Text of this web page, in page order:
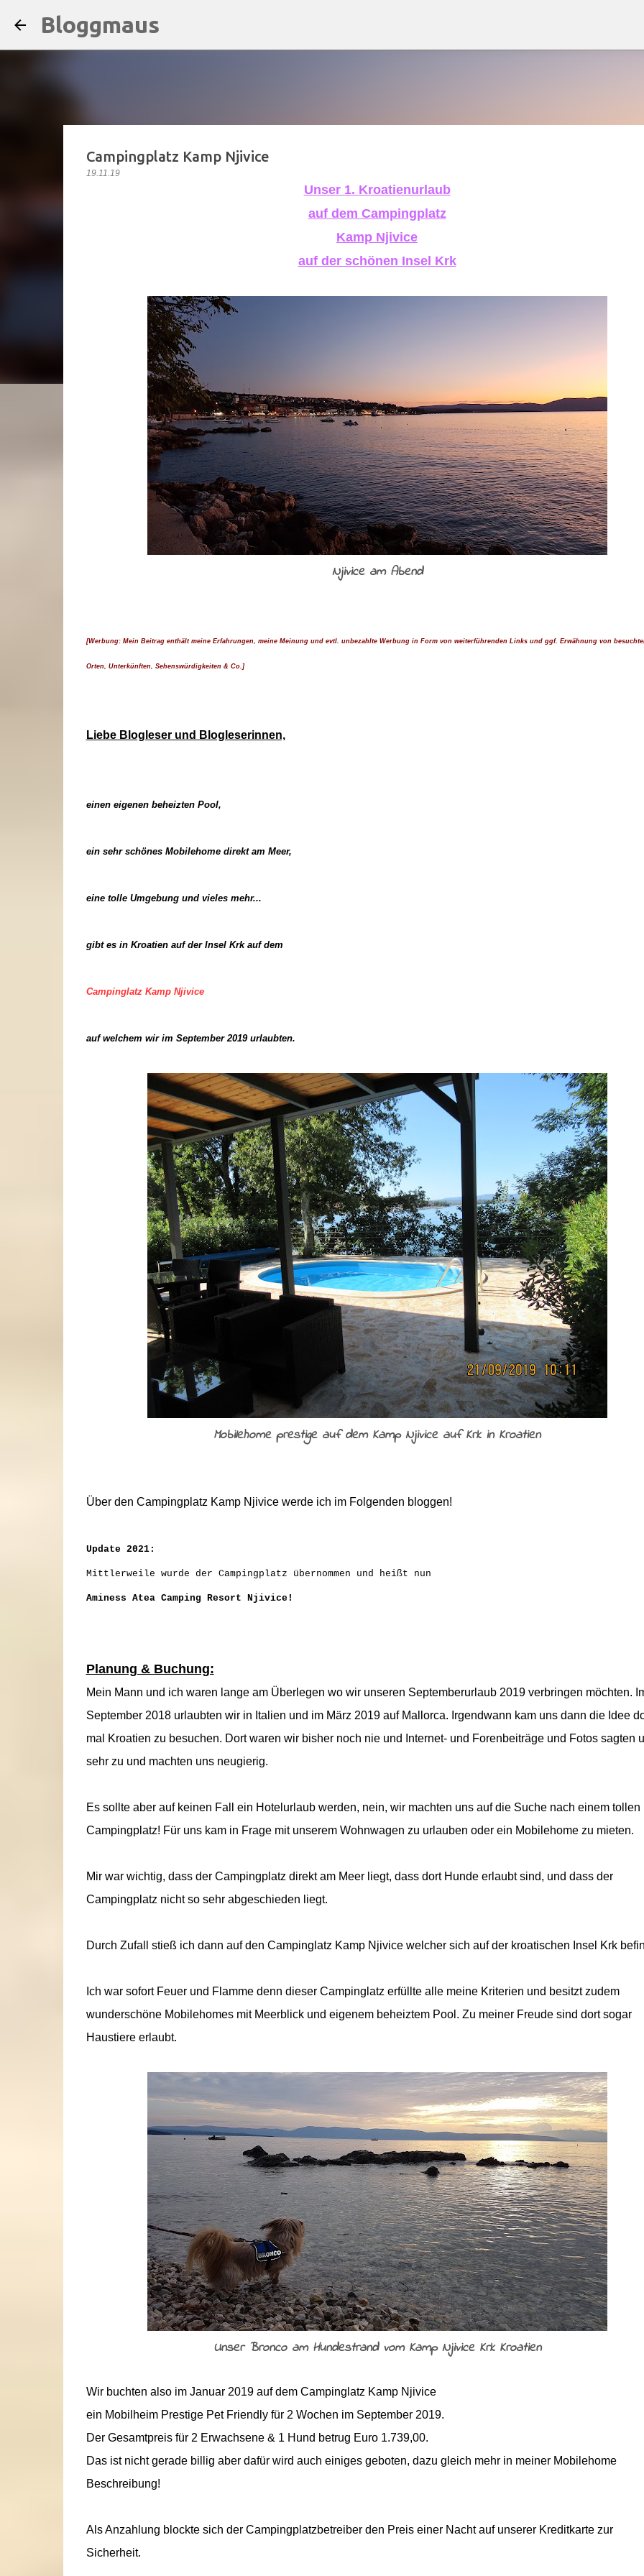
Bloggmaus
Campingplatz Kamp Njivice
19.11.19
Unser 1. Kroatienurlaub
auf dem Campingplatz
Kamp Njivice
auf der schönen Insel Krk
Njivice am Abend
[Werbung: Mein Beitrag enthält meine Erfahrungen, meine Meinung und evtl. unbezahlte Werbung in Form von weiterführenden Links und ggf. Erwähnung von
Orten, Unterkünften, Sehenswürdigkeiten & Co.]
Liebe Blogleser und Blogleserinnen,
einen eigenen beheizten Pool,
ein sehr schönes Mobilehome direkt am Meer,
eine tolle Umgebung und vieles mehr...
gibt es in Kroatien auf der Insel Krk auf dem
Campinglatz Kamp Njivice
auf welchem wir im September 2019 urlaubten.
Mobilehome prestige auf dem Kamp Njivice auf Krk in Kroatien
Über den Campingplatz Kamp Njivice werde ich im Folgenden bloggen!
Update 2021:
Mittlerweile wurde der Campingplatz übernommen und heißt nun
Aminess Atea Camping Resort Njivice!
Planung & Buchung:
Mein Mann und ich waren lange am Überlegen wo wir unseren Septemberurlaub 2019 verbringen möchten.
September 2018 urlaubten wir in Italien und im März 2019 auf Mallorca. Irgendwann kam uns dann die Idee
mal Kroatien zu besuchen. Dort waren wir bisher noch nie und Internet- und Forenbeiträge und Fotos sagten
sehr zu und machten uns neugierig.
Es sollte aber auf keinen Fall ein Hotelurlaub werden, nein, wir machten uns auf die Suche nach einem tollen
Campingplatz! Für uns kam in Frage mit unserem Wohnwagen zu urlauben oder ein Mobilehome zu mieten.
Mir war wichtig, dass der Campingplatz direkt am Meer liegt, dass dort Hunde erlaubt sind, und dass der
Campingplatz nicht so sehr abgeschieden liegt.
Durch Zufall stieß ich dann auf den Campinglatz Kamp Njivice welcher sich auf der kroatischen Insel Krk
Ich war sofort Feuer und Flamme denn dieser Campinglatz erfüllte alle meine Kriterien und besitzt zudem
wunderschöne Mobilehomes mit Meerblick und eigenem beheiztem Pool. Zu meiner Freude sind dort sogar
Haustiere erlaubt.
Unser Bronco am Hundestrand vom Kamp Njivice Krk Kroatien
Wir buchten also im Januar 2019 auf dem Campinglatz Kamp Njivice
ein Mobilheim Prestige Pet Friendly für 2 Wochen im September 2019.
Der Gesamtpreis für 2 Erwachsene & 1 Hund betrug Euro 1.739,00.
Das ist nicht gerade billig aber dafür wird auch einiges geboten, dazu gleich mehr in meiner Mobilehome
Beschreibung!
Als Anzahlung blockte sich der Campingplatzbetreiber den Preis einer Nacht auf unserer Kreditkarte zur
Sicherheit.